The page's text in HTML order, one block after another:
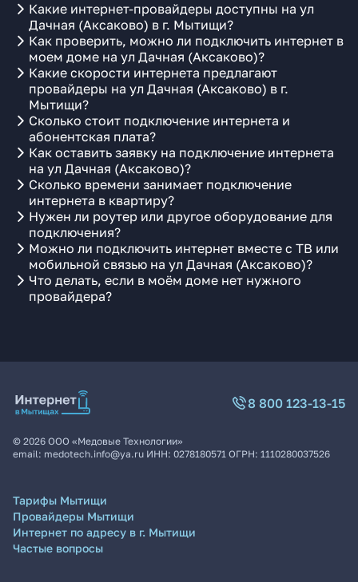
Какие интернет-провайдеры доступны на ул
Дачная (Аксаково) в г. Мытищи?
Как проверить, можно ли подключить интернет в
моем доме на ул Дачная (Аксаково)?
Какие скорости интернета предлагают
провайдеры на ул Дачная (Аксаково) в г.
Мытищи?
Сколько стоит подключение интернета и
абонентская плата?
Как оставить заявку на подключение интернета
на ул Дачная (Аксаково)?
Сколько времени занимает подключение
интернета в квартиру?
Нужен ли роутер или другое оборудование для
подключения?
Можно ли подключить интернет вместе с ТВ или
мобильной связью на ул Дачная (Аксаково)?
Что делать, если в моём доме нет нужного
провайдера?
8 800 123-13-15
© 2026 ООО «Медовые Технологии»
email: medotech.info@ya.ru ИНН: 0278180571 ОГРН: 1110280037526
Тарифы Мытищи
Провайдеры Мытищи
Интернет по адресу в г. Мытищи
Частые вопросы